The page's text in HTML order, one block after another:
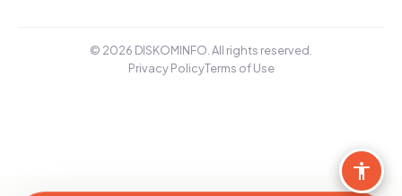
© 2026 DISKOMINFO. All rights reserved.
Privacy PolicyTerms of Use